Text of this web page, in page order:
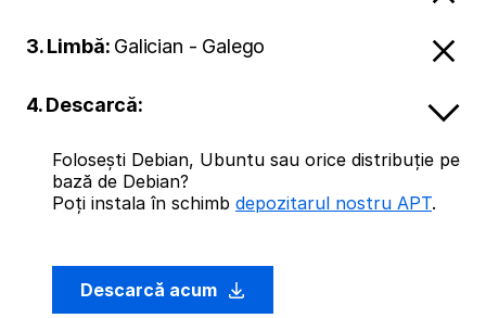
3. Limbă: Galician - Galego
4. Descarcă:
Folosești Debian, Ubuntu sau orice distribuție pe
bază de Debian?
Poți instala în schimb depozitarul nostru APT.
Descarcă acum